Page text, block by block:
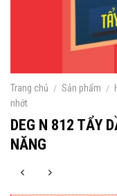
Trang chủ / Sản phẩm /
nhớt
DEG N 812 TẨY
NĂNG